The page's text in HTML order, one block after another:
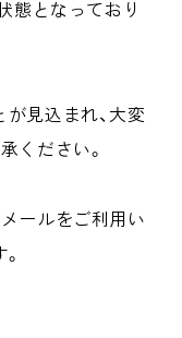
態となっており
見込まれ、大変
ください。
ールをご利用い